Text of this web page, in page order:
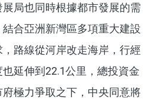
局也同時根據都市發展的需
合亞洲新灣區多項重大建設
路線從河岸改走海岸，行經
延伸到22.1公里，總投資金
極力爭取之下，中央同意將